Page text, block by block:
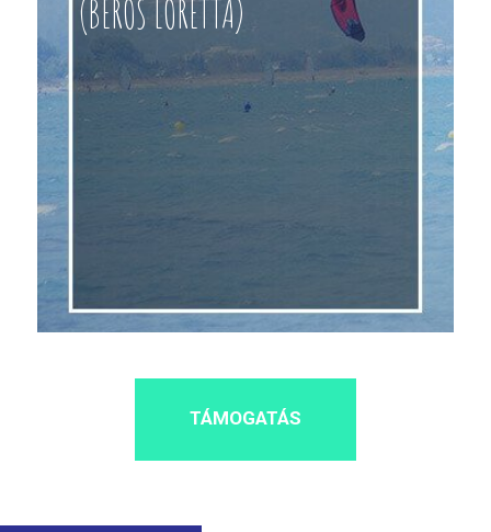
(BEROS LORETTA)
TÁMOGATÁS